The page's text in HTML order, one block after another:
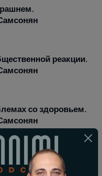
реакции.
со здоровьем.
4 пленных и
Армении.